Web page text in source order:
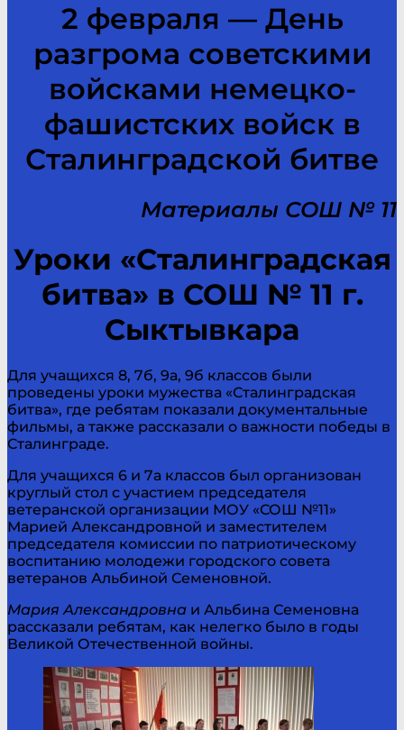
2 февраля — День
разгрома советскими
войсками немецко-
фашистских войск в
Сталинградской битве
Материалы СОШ № 11
Уроки «Сталинградская
битва» в СОШ № 11 г.
Сыктывкара
Для учащихся 8, 7б, 9а, 9б классов были
проведены уроки мужества «Сталинградская
битва», где ребятам показали документальные
фильмы, а также рассказали о важности победы в
Сталинграде.
Для учащихся 6 и 7а классов был организован
круглый стол с участием председателя
ветеранской организации МОУ «СОШ №11»
Марией Александровной и заместителем
председателя комиссии по патриотическому
воспитанию молодежи городского совета
ветеранов Альбиной Семеновной.
Мария Александровна и Альбина Семеновна
рассказали ребятам, как нелегко было в годы
Великой Отечественной войны.